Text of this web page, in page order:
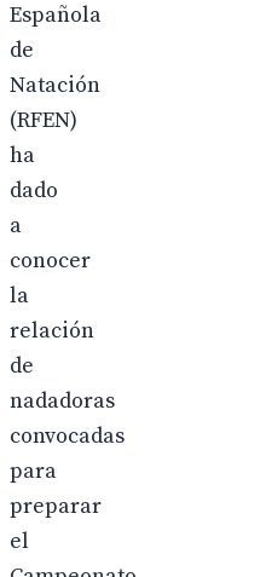
Española
de
Natación
(RFEN)
ha
dado
a
conocer
la
relación
de
nadadoras
convocadas
para
preparar
el